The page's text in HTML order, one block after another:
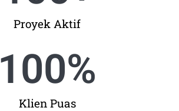
Proyek Aktif
Klien Puas
100%